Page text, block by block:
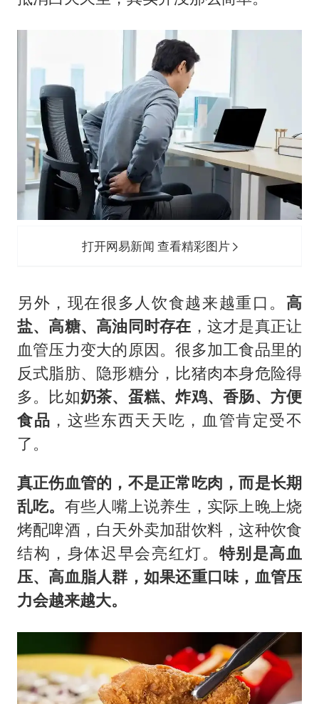
打开网易新闻 查看精彩图片
另外，现在很多人饮食越来越重口。 高
盐、高糖、高油同时存在 ，这才是真正让
血管压力变大的原因。很多加工食品里的
反式脂肪、隐形糖分，比猪肉本身危险得
多。比如奶茶、蛋糕、炸鸡、香肠、方便
食品 ，这些东西天天吃，血管肯定受不
了。
真正伤血管的，不是正常吃肉，而是长期
乱吃。 有些人嘴上说养生，实际上晚上烧
烤配啤酒，白天外卖加甜饮料，这种饮食
结构，身体迟早会亮红灯。 特别是高血
压、高血脂人群，如果还重口味，血管压
力会越来越大。